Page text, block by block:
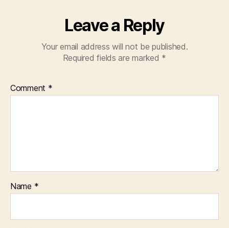
Leave a Reply
Your email address will not be published.
Required fields are marked *
Comment *
Name *